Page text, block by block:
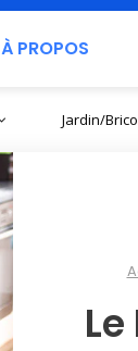
À PROPOS
Jardin/